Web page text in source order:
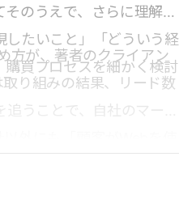
のうえで、さらに理解を
たいこと」「どういう経
購買プロセスを細かく検討
方が、著者のクライアン
り組みの結果、リード数
うことで、自社のマーケ
満載だ。ぜひ、自社の課